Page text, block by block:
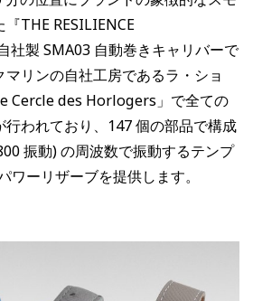
THE RESILIENCE
社製 SMA03 自動巻きキャリバーで
リンの自社工房であるラ・ショ
Cercle des Horlogers」で全ての
われており、147 個の部品で構成
振動) の周波数で振動するテンプ
ワーリザーブを提供します。